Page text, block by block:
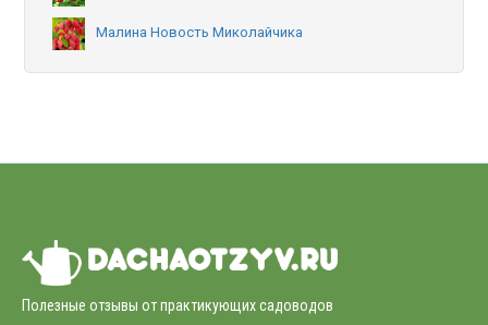
Малина Новость Миколайчика
Полезные отзывы от практикующих садоводов